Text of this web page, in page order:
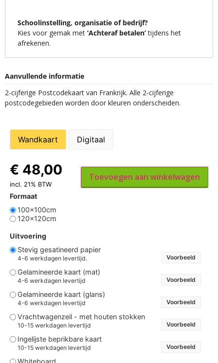
Schoolinstelling, organisatie of bedrijf?
Kies voor gemak met ‘Achteraf betalen’tijdens het
afrekenen.
Aanvullende informatie
2-cijferige Postcodekaart van Frankrijk. Alle 2-cijferige
postcodegebieden worden door kleuren onderscheiden.
Wandkaart Digitaal
Formaat
100x100cm
120x120cm
Uitvoering
Stevig gesatineerd papier
4-6 werkdagen levertijd. Voorbeeld
Gelamineerde kaart (mat)
4-6 werkdagen levertijd Voorbeeld
Gelamineerde kaart (glans)
4-6 werkdagen levertijd Voorbeeld
Vrachtwagenzeil - met houten stokken
10-15 werkdagen levertijd Voorbeeld
Ingelijste beprikbare kaart
10-15 werkdagen levertijd Voorbeeld
Whiteboard
€ 48,00
incl. 21% BTW
Toevoegen aan winkelwagen